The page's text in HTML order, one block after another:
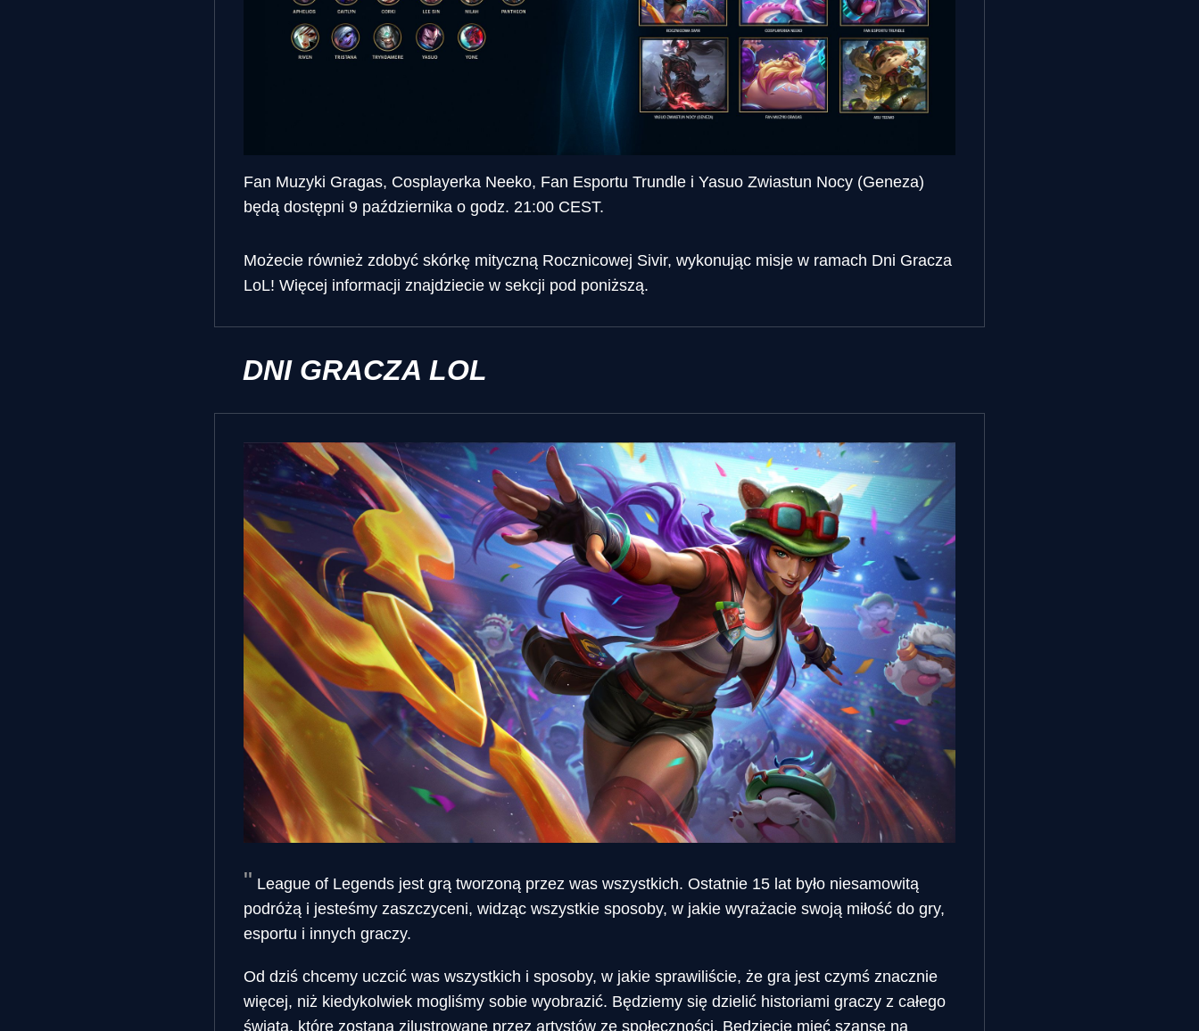
Fan Muzyki Gragas, Cosplayerka Neeko, Fan Esportu Trundle i Yasuo Zwiastun Nocy (Geneza)
będą dostępni 9 października o godz. 21:00 CEST.
Możecie również zdobyć skórkę mityczną Rocznicowej Sivir, wykonując misje w ramach Dni Gracza
LoL! Więcej informacji znajdziecie w sekcji pod poniższą.
DNI GRACZA LOL
League of Legends jest grą tworzoną przez was wszystkich. Ostatnie 15 lat było niesamowitą
podróżą i jesteśmy zaszczyceni, widząc wszystkie sposoby, w jakie wyrażacie swoją miłość do gry,
esportu i innych graczy.
Od dziś chcemy uczcić was wszystkich i sposoby, w jakie sprawiliście, że gra jest czymś znacznie
więcej, niż kiedykolwiek mogliśmy sobie wyobrazić. Będziemy się dzielić historiami graczy z całego
świata, które zostaną zilustrowane przez artystów ze społeczności. Będziecie mieć szansę na